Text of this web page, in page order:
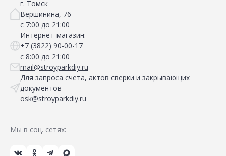
г. Томск
Вершинина, 76
с 7:00 до 21:00
Интернет-магазин:
+7 (3822) 90-00-17
с 8:00 до 21:00
mail@stroyparkdiy.ru
Для запроса счета, актов сверки и закрывающих
документов
osk@stroyparkdiy.ru
Мы в соц. сетях: